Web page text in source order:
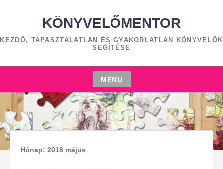
KÖNYVELŐMENTOR
KEZDŐ, TAPASZTALATLAN ÉS GYAKORLATLAN KÖNYVELŐK
SEGÍTÉSE
MENU
Skip
to
content
Hónap: 2018 május